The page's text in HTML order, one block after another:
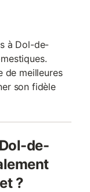
à Dol-de-
de meilleures
son fidèle
de-
?